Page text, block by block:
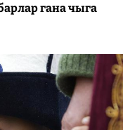
гана чыга